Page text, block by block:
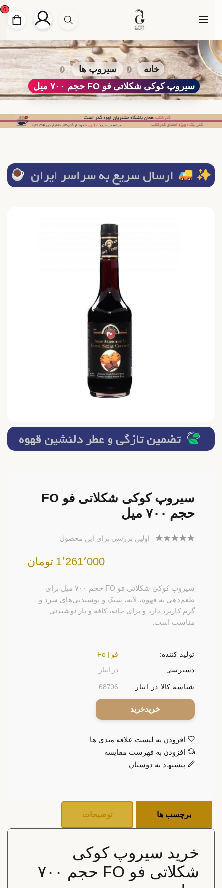
خانه
سیروپ ها
سیروپ کوکی شکلاتی فو FO حجم ۷۰۰ میل
سیروپ کوکی شکلاتی فو FO
حجم ۷۰۰ میل
اولین بررسی برای این محصول
1٬261٬000 تومان
سیروپ کوکی شکلاتی فو FO حجم ۷۰۰ میل برای
طعم‌دهی به قهوه، لاته، شیک و نوشیدنی‌های سرد و
گرم کاربرد دارد و برای خانه، کافه و بار نوشیدنی
مناسب است.
تولید کننده:
فو | Fo
دسترسی:
در انبار
شناسه کالا در انبار: 68706
خرید
افزودن به لیست علاقه مندی ها
افزودن به فهرست مقایسه
پیشنهاد به دوستان
توضیحات برچسب ها
خرید سیروپ کوکی
شکلاتی فو FO حجم ۷۰۰